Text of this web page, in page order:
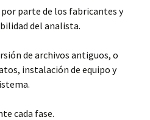
parte de los fabricantes y
del analista.
de archivos antiguos, o
instalación de equipo y
cada fase.